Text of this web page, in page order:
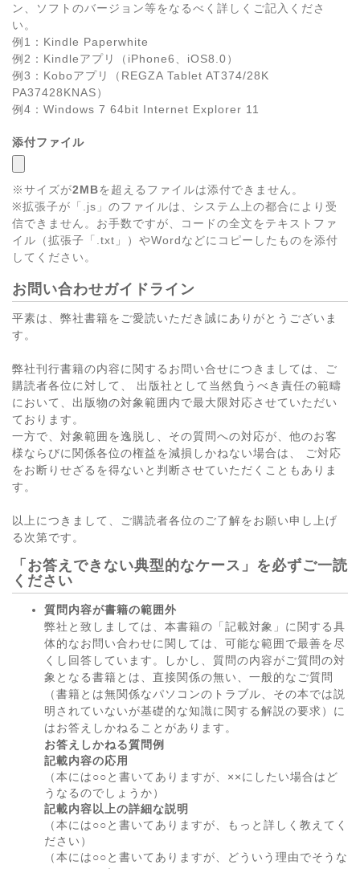
ン、ソフトのバージョン等をなるべく詳しくご記入くださ
い。
例1：Kindle Paperwhite
例2：Kindleアプリ（iPhone6、iOS8.0）
例3：Koboアプリ（REGZA Tablet AT374/28K
PA37428KNAS）
例4：Windows 7 64bit Internet Explorer 11
添付ファイル
※サイズが2MBを超えるファイルは添付できません。
※拡張子が「.js」のファイルは、システム上の都合により受
信できません。お手数ですが、コードの全文をテキストファ
イル（拡張子「.txt」）やWordなどにコピーしたものを添付
してください。
お問い合わせガイドライン
平素は、弊社書籍をご愛読いただき誠にありがとうございま
す。
弊社刊行書籍の内容に関するお問い合せにつきましては、ご
購読者各位に対して、 出版社として当然負うべき責任の範疇
において、出版物の対象範囲内で最大限対応させていただい
ております。
一方で、対象範囲を逸脱し、その質問への対応が、他のお客
様ならびに関係各位の権益を減損しかねない場合は、 ご対応
をお断りせざるを得ないと判断させていただくこともありま
す。
以上につきまして、ご購読者各位のご了解をお願い申し上げ
る次第です。
「お答えできない典型的なケース」を必ずご一読
ください
質問内容が書籍の範囲外
弊社と致しましては、本書籍の「記載対象」に関する具
体的なお問い合わせに関しては、可能な範囲で最善を尽
くし回答しています。しかし、質問の内容がご質問の対
象となる書籍とは、直接関係の無い、一般的なご質問
（書籍とは無関係なパソコンのトラブル、その本では説
明されていないが基礎的な知識に関する解説の要求）に
はお答えしかねることがあります。
お答えしかねる質問例
記載内容の応用
（本には○○と書いてありますが、××にしたい場合はど
うなるのでしょうか）
記載内容以上の詳細な説明
（本には○○と書いてありますが、もっと詳しく教えてく
ださい）
（本には○○と書いてありますが、どういう理由でそうな